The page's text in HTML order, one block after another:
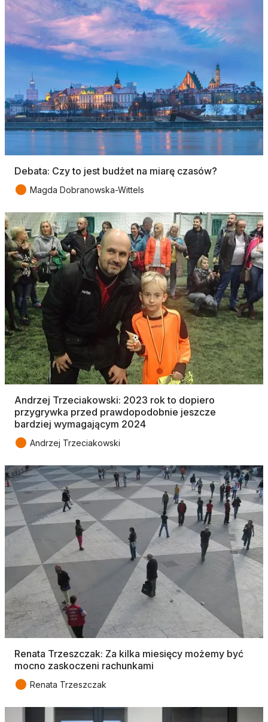
Debata: Czy to jest budżet na miarę czasów?
● Magda Dobranowska-Wittels
Andrzej Trzeciakowski: 2023 rok to dopiero
przygrywka przed prawdopodobnie jeszcze
bardziej wymagającym 2024
● Andrzej Trzeciakowski
Renata Trzeszczak: Za kilka miesięcy możemy być
mocno zaskoczeni rachunkami
● Renata Trzeszczak